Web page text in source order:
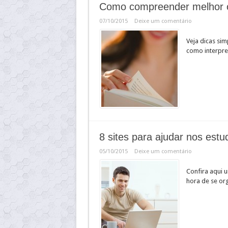
Como compreender melhor
07/10/2015 Deixe um comentário
Veja dicas
como
8 sites para ajudar nos
05/10/2015 Deixe um comentário
Confira aqui
hora de se